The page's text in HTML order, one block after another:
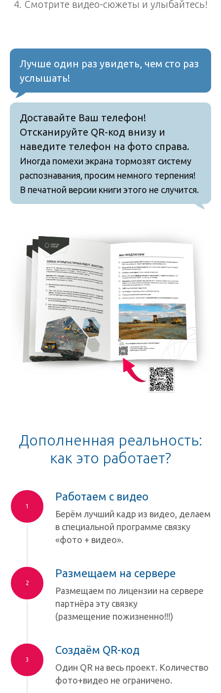
4. Смотрите видео-сюжеты и улыбайтесь!
Лучше один раз увидеть, чем сто раз
услышать!
Доставайте Ваш телефон!
Отсканируйте QR-код внизу и
наведите телефон на фото справа.
Иногда помехи экрана тормозят систему
распознавания, просим немного терпения!
В печатной версии книги этого не случится.
Дополненная реальность:
как это работает?
Работаем с видео
Берём лучший кадр из видео, делаем
в специальной программе связку
«фото + видео».
Размещаем на сервере
Размещаем по лицензии на сервере
партнёра эту связку
(размещение пожизненно!!!)
Создаём QR-код
Один QR на весь проект. Количество
фото+видео не ограничено.